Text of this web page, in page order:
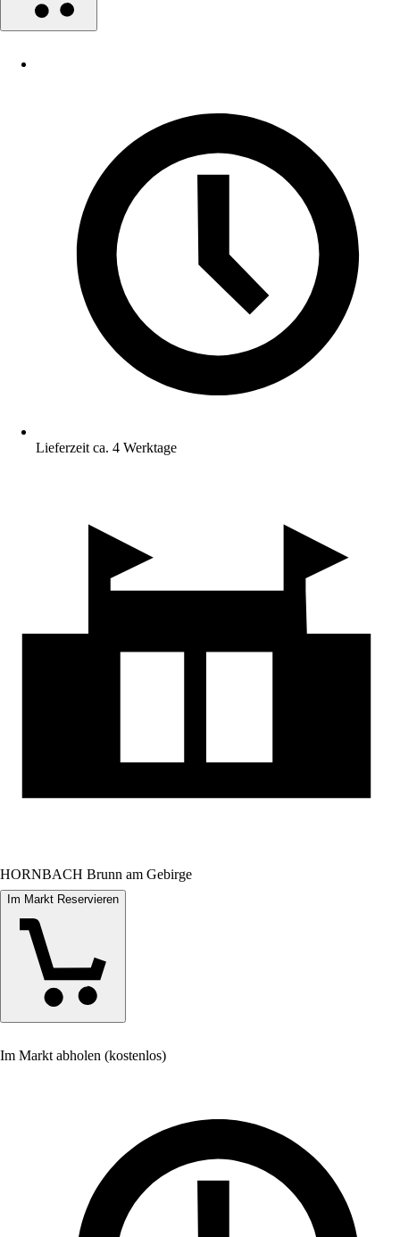
Lieferzeit ca. 4 Werktage
HORNBACH Brunn am Gebirge
Im Markt Reservieren
Im Markt abholen (kostenlos)